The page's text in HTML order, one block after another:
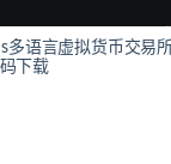
多语言虚拟货币交易
下载